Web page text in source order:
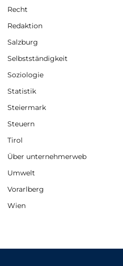
Recht
Redaktion
Salzburg
Selbstständigkeit
Soziologie
Statistik
Steiermark
Steuern
Tirol
Über unternehmerweb
Umwelt
Vorarlberg
Wien